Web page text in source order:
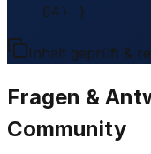
04} }
Inhalt geprüft &
Fragen &
Community